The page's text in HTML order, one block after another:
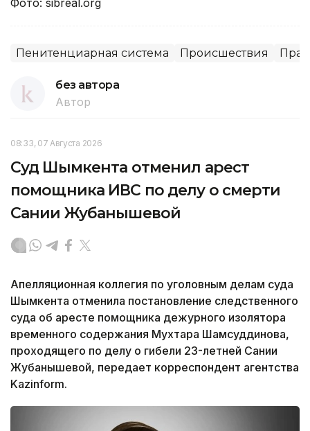
Пенитенциарная система Происшествия
без автора
Автор
08:33, 07 Августа 2026
Суд Шымкента отменил арест
помощника ИВС по делу о смерти
Сании Жубанышевой
Апелляционная коллегия по уголовным делам суда
Шымкента отменила постановление следственного
суда об аресте помощника дежурного изолятора
временного содержания Мухтара Шамсуддинова,
проходящего по делу о гибели 23-летней Сании
Жубанышевой, передает корреспондент агентства
Kazinform.